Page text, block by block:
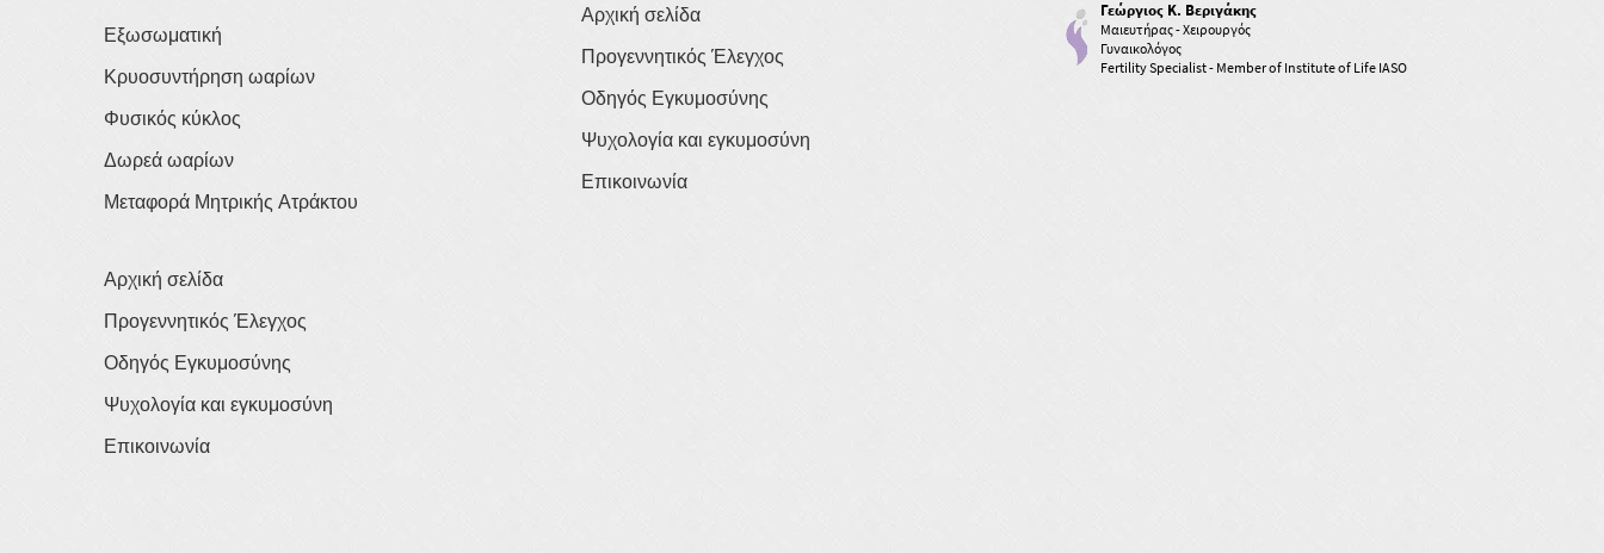
Εξωσωματική
Κρυοσυντήρηση ωαρίων
Φυσικός κύκλος
Δωρεά ωαρίων
Μεταφορά Μητρικής Ατράκτου
Αρχική σελίδα
Προγεννητικός Έλεγχος
Οδηγός Εγκυμοσύνης
Ψυχολογία και εγκυμοσύνη
Επικοινωνία
Αρχική σελίδα
Προγεννητικός Έλεγχος
Οδηγός Εγκυμοσύνης
Ψυχολογία και εγκυμοσύνη
Επικοινωνία